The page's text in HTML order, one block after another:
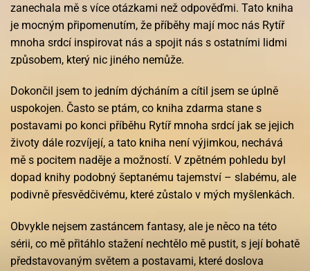
zanechala mě s více otázkami než odpověďmi. Tato kniha
je mocným připomenutím, že příběhy mají moc nás Rytíř
mnoha srdcí inspirovat nás a spojit nás s ostatními lidmi
způsobem, který nic jiného nemůže.
Dokončil jsem to jedním dýcháním a cítil jsem se úplně
uspokojen. Často se ptám, co kniha zdarma stane s
postavami po konci příběhu Rytíř mnoha srdcí jak se jejich
životy dále rozvíjejí, a tato kniha není výjimkou, nechává
mě s pocitem naděje a možností. V zpětném pohledu byl
dopad knihy podobný šeptanému tajemství – slabému, ale
podivně přesvědčivému, které zůstalo v mých myšlenkách.
Obvykle nejsem zastáncem fantasy, ale je něco na této
sérii, co mě přitáhlo stažení nechtělo mě pustit, s její bohatě
představovaným světem a postavami, které doslova